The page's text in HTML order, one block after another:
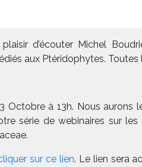
d’écouter Michel
aux Ptéridophytes. Toutes
Octobre à 13h. Nous aurons
série de webinaires sur
.
sur ce lien. Le lien sera